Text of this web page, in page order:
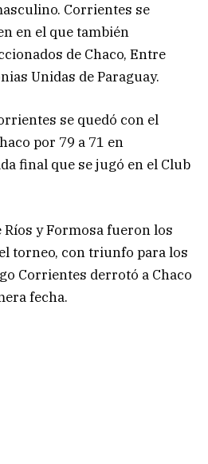
Corrientes se
en el que también
de Chaco, Entre
Unidas de Paraguay.
se quedó con el
por 79 a 71 en
final que se jugó en el Club
y Formosa fueron los
torneo, con triunfo para los
Corrientes derrotó a Chaco
fecha.